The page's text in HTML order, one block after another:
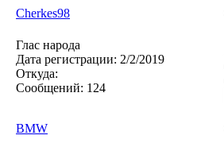
Cherkes98
Глас народа
Дата регистрации: 2/2/2019
Откуда:
Сообщений: 124
BMW